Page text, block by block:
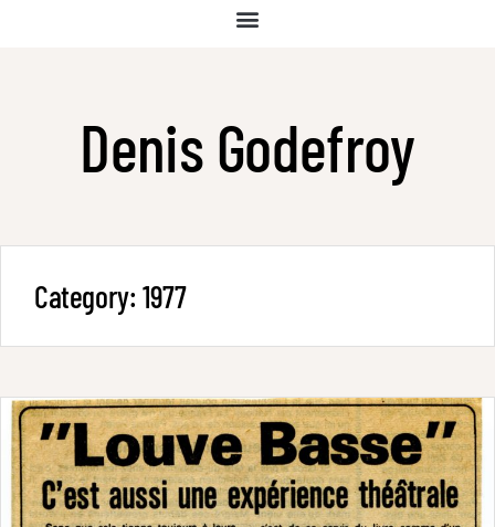
Denis Godefroy
Category: 1977